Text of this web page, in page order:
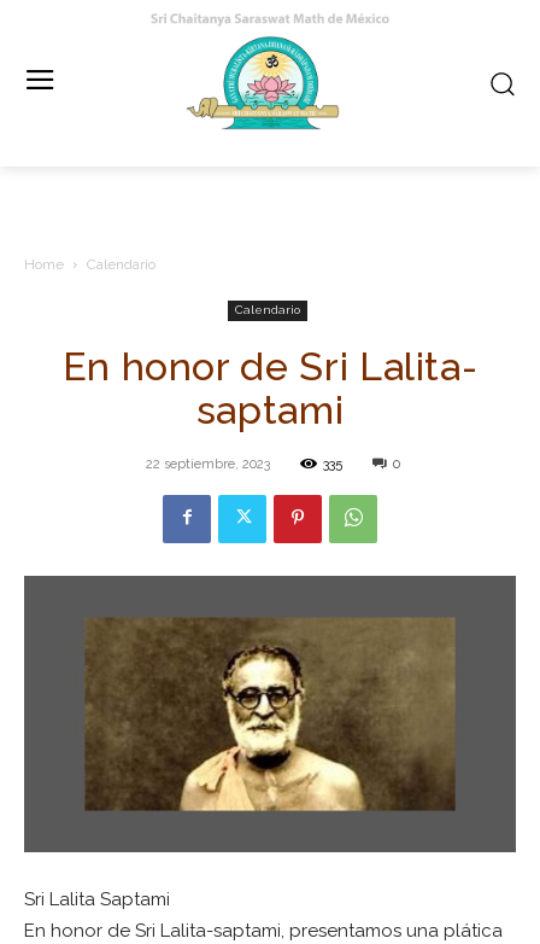
Home Calendario
Calendario
En honor de Sri Lalita-
saptami
22 septiembre, 2023 335 0
Sri Lalita Saptami
En honor de Sri Lalita-saptami, presentamos una plática